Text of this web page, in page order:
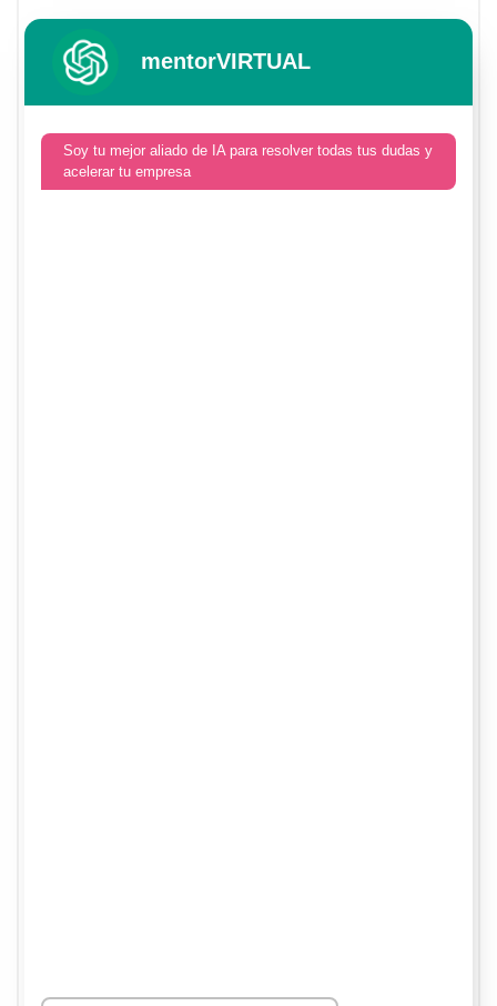
mentorVIRTUAL
Soy tu mejor aliado de IA para resolver todas tus dudas y
acelerar tu empresa